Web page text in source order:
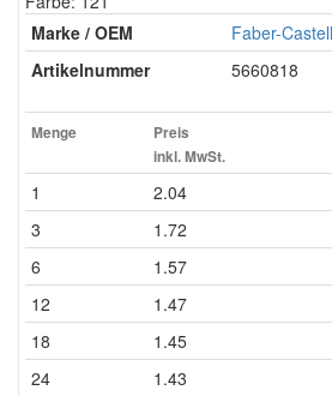
Marke / OEM
Faber-Castell
Artikelnummer
5660818
Menge
Preis
inkl. MwSt.
1 2.04
3 1.72
6 1.57
12 1.47
18 1.45
24 1.43